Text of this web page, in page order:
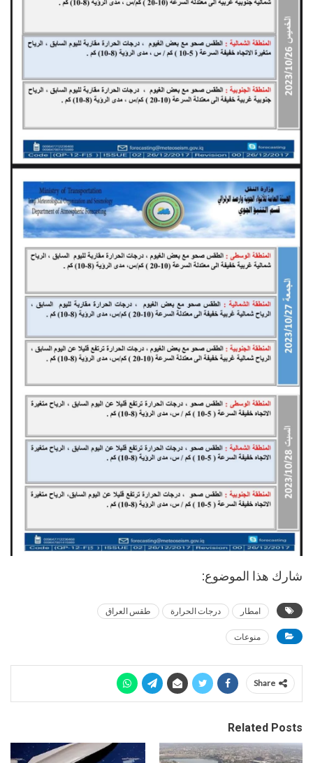
شارك هذا الموضوع:
امطار درجات الحرارة طقس العراق
منوعات
Share
Related Posts